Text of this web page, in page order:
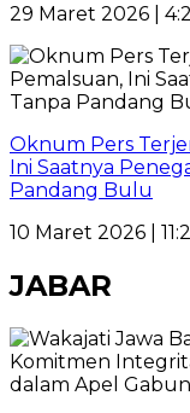
29 Maret 2026 |
Oknum Pers
Ini Saatnya
Pandang Bulu
10 Maret 2026 |
JABAR